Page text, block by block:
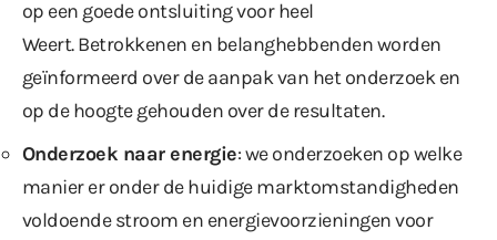
op een goede ontsluiting voor heel
Weert. Betrokkenen en belanghebbenden worden
geïnformeerd over de aanpak van het onderzoek en
op de hoogte gehouden over de resultaten.
Onderzoek naar energie: we onderzoeken op welke
manier er onder de huidige marktomstandigheden
voldoende stroom en energievoorzieningen voor